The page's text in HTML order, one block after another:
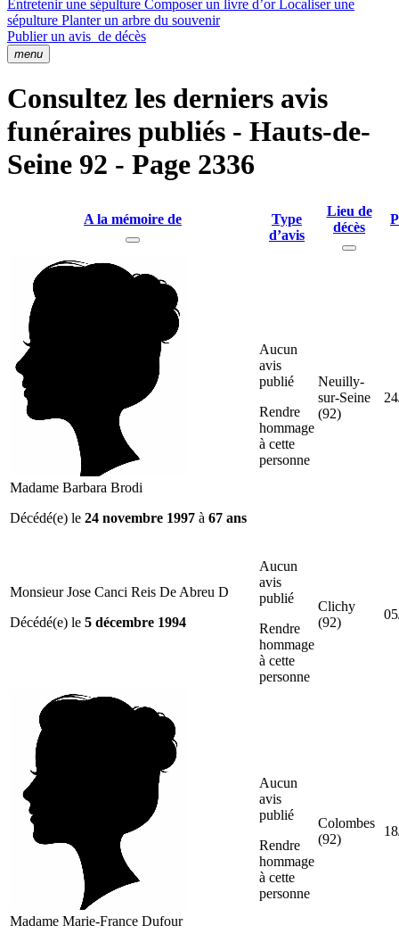
Entretenir une sépulture Composer un livre d’orLocaliser une
sépulture Planter un arbre du souvenir
Publier un avis de décès
menu
Consultez les derniers avis
funéraires publiés - Hauts-de-
Seine 92 - Page 2336
A la mémoire de
Type
d’avis
Lieu de
décès
Madame Barbara Brodi
Décédé(e) le 24 novembre 1997 à 67 ans
Aucun
avis
publié
Rendre
hommage
à cette
personne
Neuilly-
sur-Seine
(92)
Monsieur Jose Canci Reis De Abreu D
Décédé(e) le 5 décembre 1994
Aucun
avis
publié
Rendre
hommage
à cette
personne
Clichy
(92)
Madame Marie-France Dufour
Aucun
avis
publié
Rendre
hommage
à cette
personne
Colombes
(92)